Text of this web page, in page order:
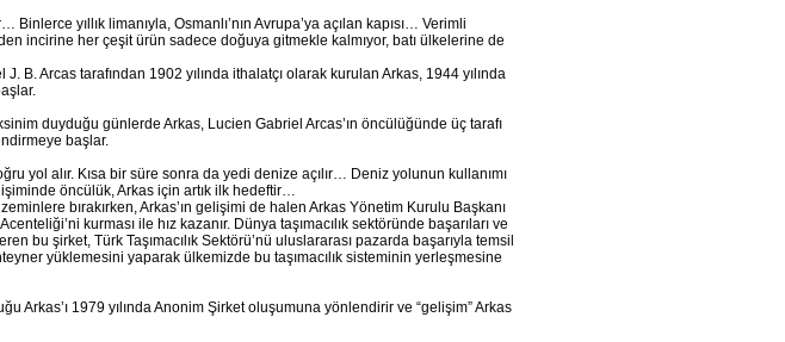
yıllık limanıyla, Osmanlı’nın Avrupa’ya açılan kapısı… Verimli
incirine her çeşit ürün sadece doğuya gitmekle kalmıyor, batı ülkelerine de
B. Arcas tarafından 1902 yılında ithalatçı olarak kurulan Arkas, 1944 yılında
duyduğu günlerde Arkas, Lucien Gabriel Arcas’ın öncülüğünde üç tarafı
başlar.
yol alır. Kısa bir süre sonra da yedi denize açılır… Deniz yolunun kullanımı
öncülük, Arkas için artık ilk hedeftir…
bırakırken, Arkas’ın gelişimi de halen Arkas Yönetim Kurulu Başkanı
kurması ile hız kazanır. Dünya taşımacılık sektöründe başarıları ve
bu şirket, Türk Taşımacılık Sektörü’nü uluslararası pazarda başarıyla temsil
yüklemesini yaparak ülkemizde bu taşımacılık sisteminin yerleşmesine
Arkas’ı 1979 yılında Anonim Şirket oluşumuna yönlendirir ve “gelişim” Arkas